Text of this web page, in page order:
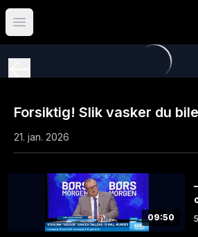
Åpne hovedmeny
Forsiktig! Slik vasker du
21. jan. 2026
09:50